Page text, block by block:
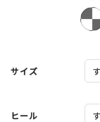
サイズ
ヒール